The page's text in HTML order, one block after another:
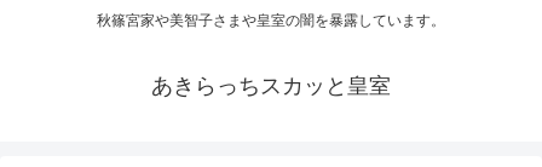
秋篠宮家や美智子さまや皇室の闇を暴露しています。
あきらっちスカッと皇室